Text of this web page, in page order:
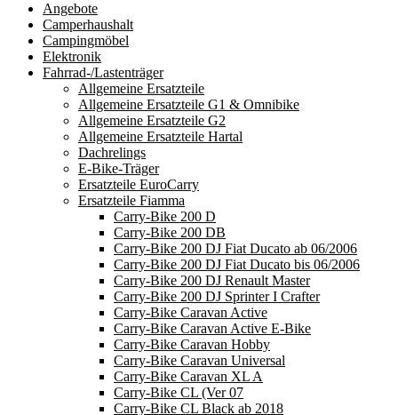
Angebote
Camperhaushalt
Campingmöbel
Elektronik
Fahrrad-/Lastenträger
Allgemeine Ersatzteile
Allgemeine Ersatzteile G1 & Omnibike
Allgemeine Ersatzteile G2
Allgemeine Ersatzteile Hartal
Dachrelings
E-Bike-Träger
Ersatzteile EuroCarry
Ersatzteile Fiamma
Carry-Bike 200 D
Carry-Bike 200 DB
Carry-Bike 200 DJ Fiat Ducato ab 06/2006
Carry-Bike 200 DJ Fiat Ducato bis 06/2006
Carry-Bike 200 DJ Renault Master
Carry-Bike 200 DJ Sprinter I Crafter
Carry-Bike Caravan Active
Carry-Bike Caravan Active E-Bike
Carry-Bike Caravan Hobby
Carry-Bike Caravan Universal
Carry-Bike Caravan XL A
Carry-Bike CL (Ver 07
Carry-Bike CL Black ab 2018